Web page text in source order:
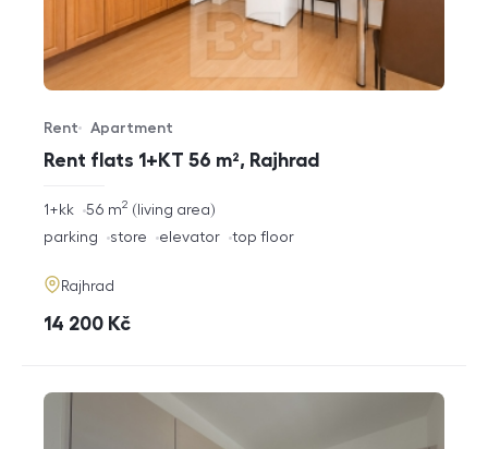
Rent flats 1+KT 56 m², Rajhrad
Offer type
Rent
Property type
Apartment
rozměry
disposition
1+kk living area
56 m2
funkce
parking store elevator top floor
adresa
Rajhrad
cena
14 200 Kč